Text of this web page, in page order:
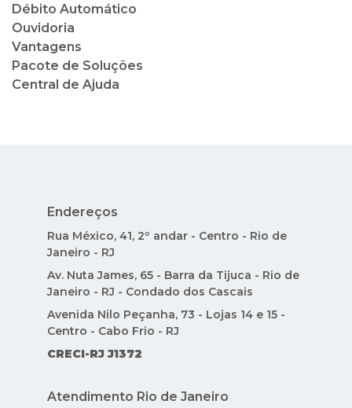
Débito Automático
Ouvidoria
Vantagens
Pacote de Soluções
Central de Ajuda
Endereços
Rua México, 41, 2º andar - Centro - Rio de
Janeiro - RJ
Av. Nuta James, 65 - Barra da Tijuca - Rio de
Janeiro - RJ - Condado dos Cascais
Avenida Nilo Peçanha, 73 - Lojas 14 e 15 -
Centro - Cabo Frio - RJ
CRECI-RJ J1372
Atendimento Rio de Janeiro